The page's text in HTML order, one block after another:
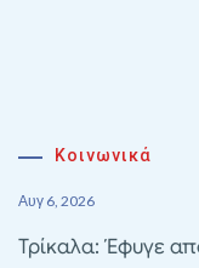
Κοινωνικά
Αυγ 6, 2026
Τρίκαλα: Έφυγε